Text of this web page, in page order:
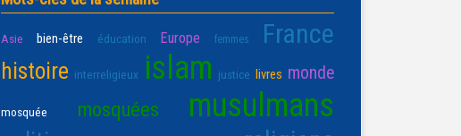
Asie bien-être éducation Europe femmes France
histoire interreligieux islam justice livres monde
mosquée mosquées musulmans